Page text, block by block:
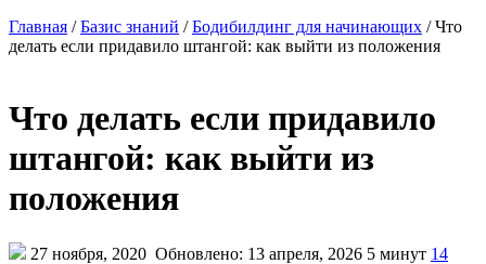
Главная / Базис знаний / Бодибилдинг для начинающих / Что
делать если придавило штангой: как выйти из положения
Что делать если придавило
штангой: как выйти из
положения
27 ноября, 2020 Обновлено: 13 апреля, 2026 5 минут 14